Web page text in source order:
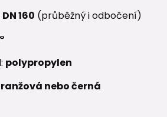
DN 160 (průběžný i odbočení)
polypropylen
nebo černá